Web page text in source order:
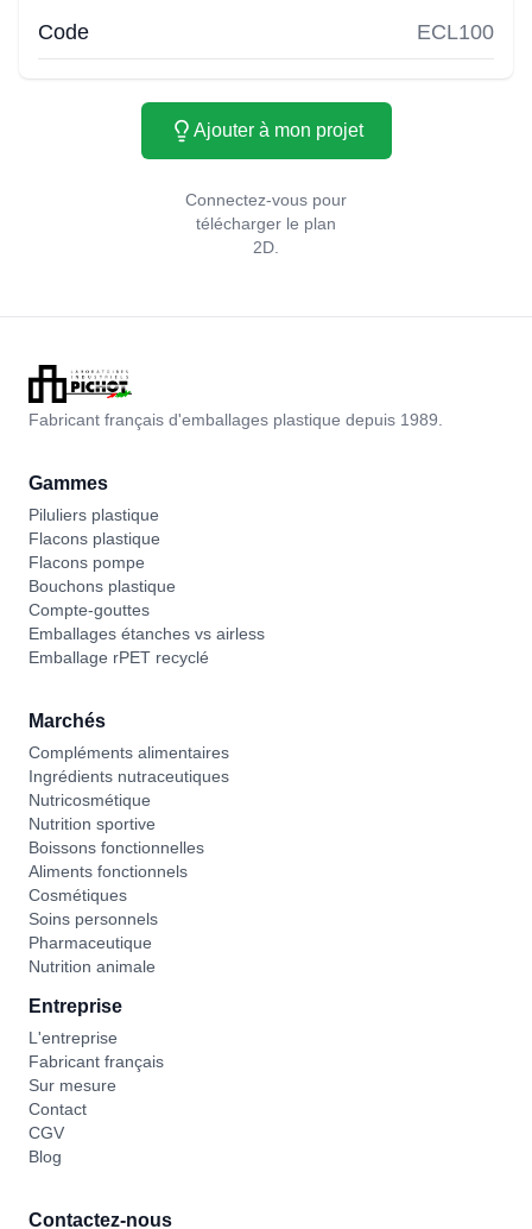
Code ECL100
Ajouter à mon projet
Connectez-vous pour
télécharger le plan
2D.
Fabricant français d'emballages plastique depuis 1989.
Gammes
Piluliers plastique
Flacons plastique
Flacons pompe
Bouchons plastique
Compte-gouttes
Emballages étanches vs airless
Emballage rPET recyclé
Marchés
Compléments alimentaires
Ingrédients nutraceutiques
Nutricosmétique
Nutrition sportive
Boissons fonctionnelles
Aliments fonctionnels
Cosmétiques
Soins personnels
Pharmaceutique
Nutrition animale
Entreprise
L'entreprise
Fabricant français
Sur mesure
Contact
CGV
Blog
Contactez-nous